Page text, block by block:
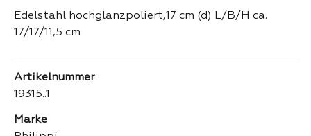
Edelstahl hochglanzpoliert,17 cm (d) L/B/H ca.
17/17/11,5 cm
Artikelnummer
19315..1
Marke